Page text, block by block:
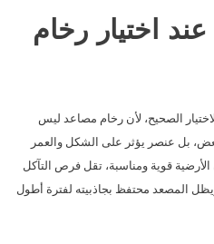
اختيار رخام
الصحيح، لأن رخام مصاعد ليس
بل عنصر يؤثر على الشكل والعمر
الأرضية قوية ومناسبة، تقل فرص التآكل
المصعد محتفظ بجاذبيته لفترة أطول